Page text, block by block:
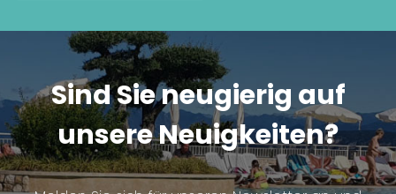
Sind Sie neugierig auf
unsere Neuigkeiten?